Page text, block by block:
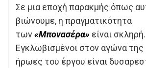
Σε μια εποχή παρακμής όπως
βιώνουμε, η πραγματικότητα
των«Μπονασέρα» είναι σκληρή.
Εγκλωβισμένοι στον αγώνα της
ήρωες του έργου είναι